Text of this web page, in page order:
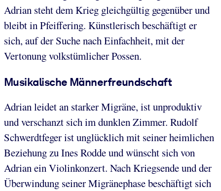
Adrian steht dem Krieg gleichgültig gegenüber und
bleibt in Pfeiffering. Künstlerisch beschäftigt er
sich, auf der Suche nach Einfachheit, mit der
Vertonung volkstümlicher Possen.
Musikalische Männerfreundschaft
Adrian leidet an starker Migräne, ist unproduktiv
und verschanzt sich im dunklen Zimmer. Rudolf
Schwerdtfeger ist unglücklich mit seiner heimlichen
Beziehung zu Ines Rodde und wünscht sich von
Adrian ein Violinkonzert. Nach Kriegsende und der
Überwindung seiner Migränephase beschäftigt sich